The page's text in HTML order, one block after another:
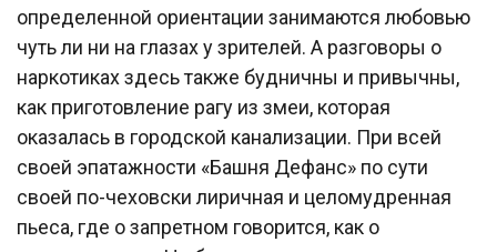
определенной ориентации занимаются любовью
чуть ли ни на глазах у зрителей. А разговоры о
наркотиках здесь также будничны и привычны,
как приготовление рагу из змеи, которая
оказалась в городской канализации. При всей
своей эпатажности «Башня Дефанс» по сути
своей по-чеховски лиричная и целомудренная
пьеса, где о запретном говорится, как о